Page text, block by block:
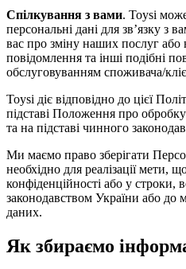
Спілкування з вами. Toysi
персональні дані для зв’язку з
вас про зміну наших послуг або
повідомлення та інші подібні
обслуговуванням споживача/
Toysi діє відповідно до цієї
підставі Положення про
та на підставі чинного
Ми маємо право зберігати
необхідно для реалізації мети,
конфіденційності або у строки,
законодавством України або
даних.
Як збираємо